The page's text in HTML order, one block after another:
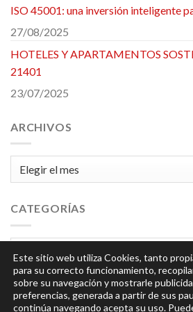
ISO 45001: una inversión inteligente
27/08/2025
HOTELES Y APARTAMENTOS
21401
23/07/2025
ARCHIVOS
Archivos
CATEGORÍAS
Categorías
Este sitio web utiliza Cookies, tanto
para su correcto funcionamiento,
sobre su navegación y mostrarle
preferencias, generada a partir de sus
continúa navegando acepta su uso.